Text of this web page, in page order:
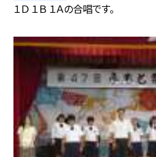
１Ｄ １Ｂ １Ａの合唱です。